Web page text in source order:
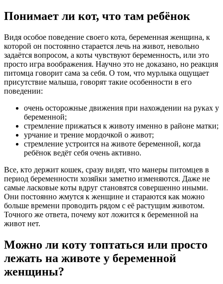
Понимает ли кот, что там ребёнок
Видя особое поведение своего кота, беременная женщина, к
которой он постоянно старается лечь на живот, невольно
задаётся вопросом, а коты чувствуют беременность, или это
просто игра воображения. Научно это не доказано, но реакция
питомца говорит сама за себя. О том, что мурлыка ощущает
присутствие малыша, говорят такие особенности в его
поведении:
очень осторожные движения при нахождении на руках у
беременной;
стремление прижаться к животу именно в районе матки;
урчание и трение мордочкой о живот;
стремление устроится на животе беременной, когда
ребёнок ведёт себя очень активно.
Все, кто держит кошек, сразу видят, что манеры питомцев в
период беременности хозяйки заметно изменяются. Даже не
самые ласковые коты вдруг становятся совершенно иными.
Они постоянно жмутся к женщине и стараются как можно
больше времени проводить рядом с её растущим животом.
Точного же ответа, почему кот ложится к беременной на
живот нет.
Можно ли коту топтаться или просто
лежать на животе у беременной
женщины?